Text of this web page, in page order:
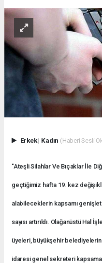
Erkek| Kadın (Haberi Sesli
"Ateşli Silahlar Ve Bıçaklar İle
geçtiğimiz hafta 19. kez
alabileceklerin kapsamı
sayısı artırıldı. Olağanüstü Hal
üyeleri, büyükşehir
idaresi genel sekreteri kapsama